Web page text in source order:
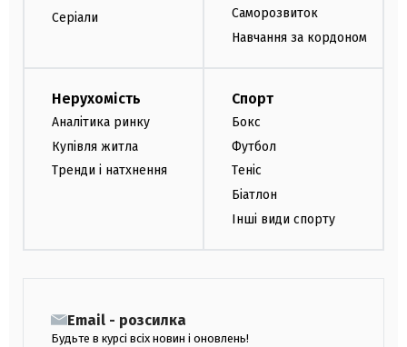
Серіали
Саморозвиток
Навчання за кордоном
Нерухомість
Аналітика ринку
Купівля житла
Тренди і натхнення
Спорт
Бокс
Футбол
Теніс
Біатлон
Інші види спорту
Email - розсилка
Будьте в курсі всіх новин і оновлень!